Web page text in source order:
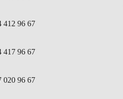
412 96 67
417 96 67
020 96 67